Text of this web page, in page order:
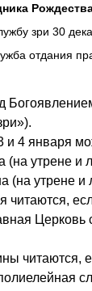
зри 30
отдания
и 4 января
(на утрене и
(на утрене и
читаются,
Церковь
читаются,